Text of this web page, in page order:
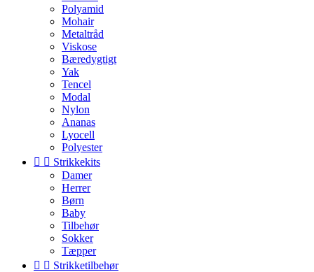
Polyamid
Mohair
Metaltråd
Viskose
Bæredygtigt
Yak
Tencel
Modal
Nylon
Ananas
Lyocell
Polyester
  Strikkekits
Damer
Herrer
Børn
Baby
Tilbehør
Sokker
Tæpper
  Strikketilbehør